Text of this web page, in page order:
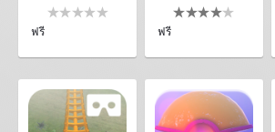
ฟรี ฟรี